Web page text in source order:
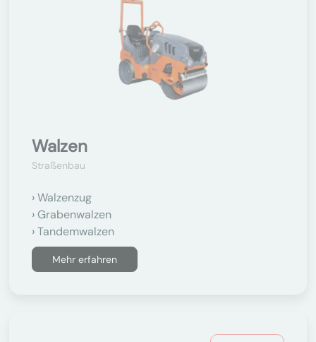
Walzen
Straßenbau
Walzenzug
Grabenwalzen
Tandemwalzen
Mehr erfahren